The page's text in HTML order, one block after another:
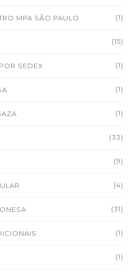
MPA SÃO PAULO (1)
(15)
SEDEX (1)
(1)
(1)
(33)
(9)
(4)
(31)
(1)
(1)